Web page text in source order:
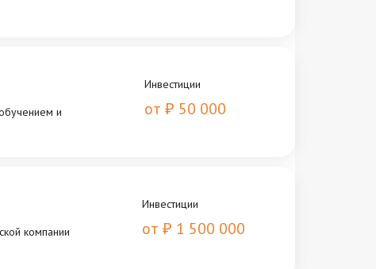
и
Инвестиции
от ₽ 50 000
компании
Инвестиции
от ₽ 1 500 000